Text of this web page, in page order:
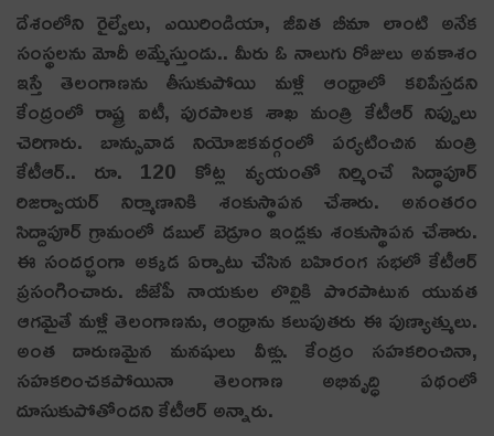
దేశంలోని రైల్వేలు, ఎయిరిండియా, జీవిత బీమా లాంటి అనేక
సంస్థ‌ల‌ను మోదీ అమ్మేస్తుండు.. మీరు ఓ నాలుగు రోజులు అవ‌కాశం
ఇస్తే తెలంగాణ‌ను తీసుకుపోయి మ‌ళ్లీ ఆంధ్రాలో క‌లిపేస్తడని
కేంద్రంలో రాష్ట్ర ఐటీ, పుర‌పాల‌క శాఖ మంత్రి కేటీఆర్ నిప్పులు
చెరిగారు. బాన్సువాడ నియోజ‌క‌వ‌ర్గంలో ప‌ర్య‌టించిన మంత్రి
కేటీఆర్.. రూ. 120 కోట్ల వ్య‌యంతో నిర్మించే సిద్ధాపూర్
రిజ‌ర్వాయ‌ర్ నిర్మాణానికి శంకుస్థాప‌న చేశారు. అనంత‌రం
సిద్దాపూర్ గ్రామంలో డ‌బుల్ బెడ్రూం ఇండ్ల‌కు శంకుస్థాప‌న చేశారు.
ఈ సంద‌ర్భంగా అక్క‌డ ఏర్పాటు చేసిన బ‌హిరంగ స‌భ‌లో కేటీఆర్
ప్ర‌సంగించారు. బీజేపీ నాయ‌కుల లొల్లికి పొర‌పాటున యువ‌త
ఆగ‌మైతే మ‌ళ్లీ తెలంగాణ‌ను, ఆంధ్రాను క‌లుపుత‌రు ఈ పుణ్యాత్ములు.
అంత దారుణ‌మైన మ‌న‌షులు వీళ్లు. కేంద్రం స‌హ‌క‌రించినా,
స‌హ‌క‌రించ‌క‌పోయినా తెలంగాణ అభివృద్ధి ప‌థంలో
దూసుకుపోతోంద‌ని కేటీఆర్ అన్నారు.